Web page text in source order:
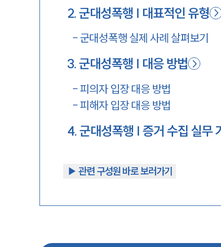
2.군대성폭행 | 대표적인 유형
-군대성폭행 실제 사례 살펴보기
3.군대성폭행 | 대응 방법
-피의자 입장 대응 방법
-피해자 입장 대응 방법
4.군대성폭행 | 증거 수집 실무
▶︎ 관련 구성원 바로 보러가기